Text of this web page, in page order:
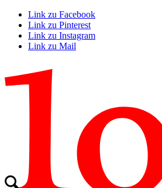
Link zu Facebook
Link zu Pinterest
Link zu Instagram
Link zu Mail